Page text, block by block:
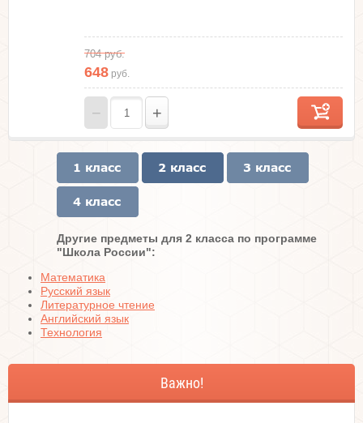
704руб.
648 руб.
− +
Другие предметы для 2 класса по программе
"Школа России":
Математика
Русский язык
Литературное чтение
Английский язык
Технология
Важно!